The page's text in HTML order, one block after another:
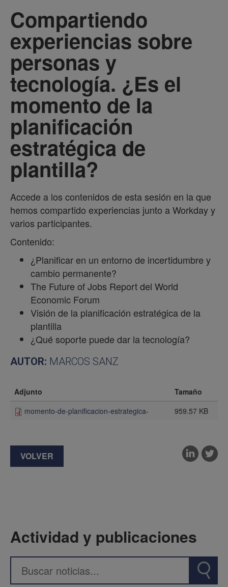
Compartiendo
experiencias sobre
personas y
tecnología. ¿Es el
momento de la
planificación
estratégica de
plantilla?
Accede a los contenidos de esta sesión en la que
hemos compartido experiencias junto a Workday y
varios participantes.
Contenido:
¿Planificar en un entorno de incertidumbre y
cambio permanente?
The Future of Jobs Report del World
Economic Forum
Visión de la planificación estratégica de la
plantilla
¿Qué soporte puede dar la tecnología?
AUTOR: MARCOS SANZ
Adjunto
Tamaño
momento-de-planificacion-estrategica-
959.57 KB
VOLVER
Actividad y publicaciones